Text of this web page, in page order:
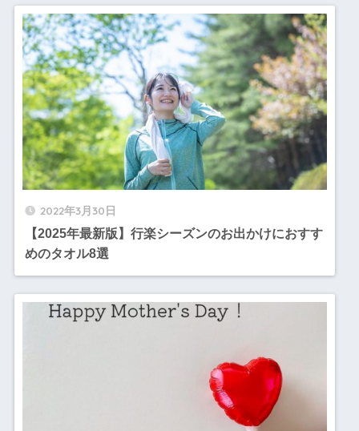
2022年3月30日
【2025年最新版】行楽シーズンのお出かけにおすす
めのタオル8選